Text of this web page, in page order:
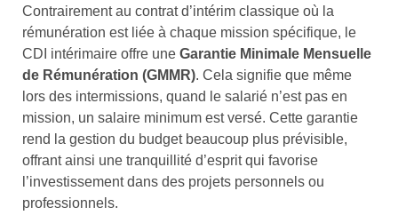
Contrairement au contrat d’intérim classique où la
rémunération est liée à chaque mission spécifique, le
CDI intérimaire offre une Garantie Minimale Mensuelle
de Rémunération (GMMR). Cela signifie que même
lors des intermissions, quand le salarié n’est pas en
mission, un salaire minimum est versé. Cette garantie
rend la gestion du budget beaucoup plus prévisible,
offrant ainsi une tranquillité d’esprit qui favorise
l’investissement dans des projets personnels ou
professionnels.